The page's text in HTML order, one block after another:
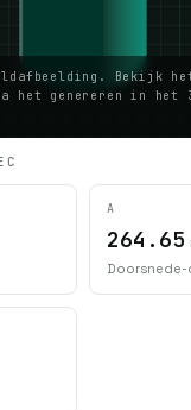
Bekijk
het genereren in het
A
264.65